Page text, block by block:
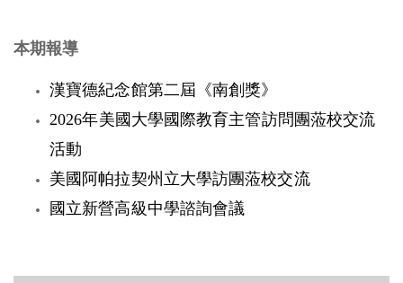
本期報導
漢寶德紀念館第二屆《南創獎》
2026年美國大學國際教育主管訪問團蒞校交流
活動
美國阿帕拉契州立大學訪團蒞校交流
國立新營高級中學諮詢會議